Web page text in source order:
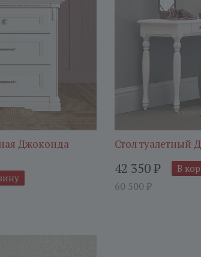
Джоконда
Стол туалетный
42 350₽
60 500 ₽
В